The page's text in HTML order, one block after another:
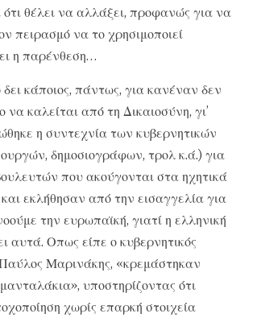
ότι θέλει να αλλάξει, προφανώς για να
πειρασμό να το χρησιμοποιεί
η παρένθεση…
κάποιος, πάντως, για κανέναν δεν
να καλείται από τη Δικαιοσύνη, γι’
η συντεχνία των κυβερνητικών
δημοσιογράφων, τρολ κ.ά.) για
που ακούγονται στα ηχητικά
εκλήθησαν από την εισαγγελία για
την ευρωπαϊκή, γιατί η ελληνική
αυτά. Οπως είπε ο κυβερνητικός
Μαρινάκης, «κρεμάστηκαν
υποστηρίζοντας ότι
χωρίς επαρκή στοιχεία